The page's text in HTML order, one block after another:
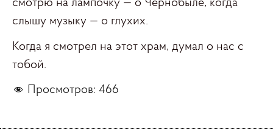
смотрю на лампочку — о Чернобыле, когда
слышу музыку — о глухих.
Когда я смотрел на этот храм, думал о нас с
тобой.
Просмотров: 466